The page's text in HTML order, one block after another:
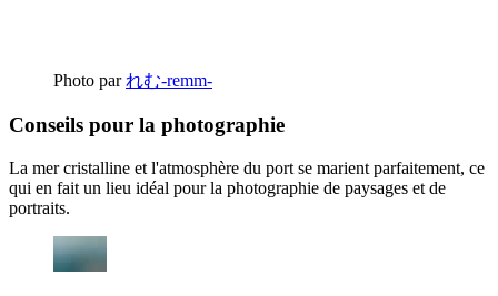
Photo parれむ-remm-
Conseils pour la photographie
La mer cristalline et l'atmosphère du port se marient parfaitement, ce
qui en fait un lieu idéal pour la photographie de paysages et de
portraits.